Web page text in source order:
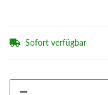
Sofort verfügbar